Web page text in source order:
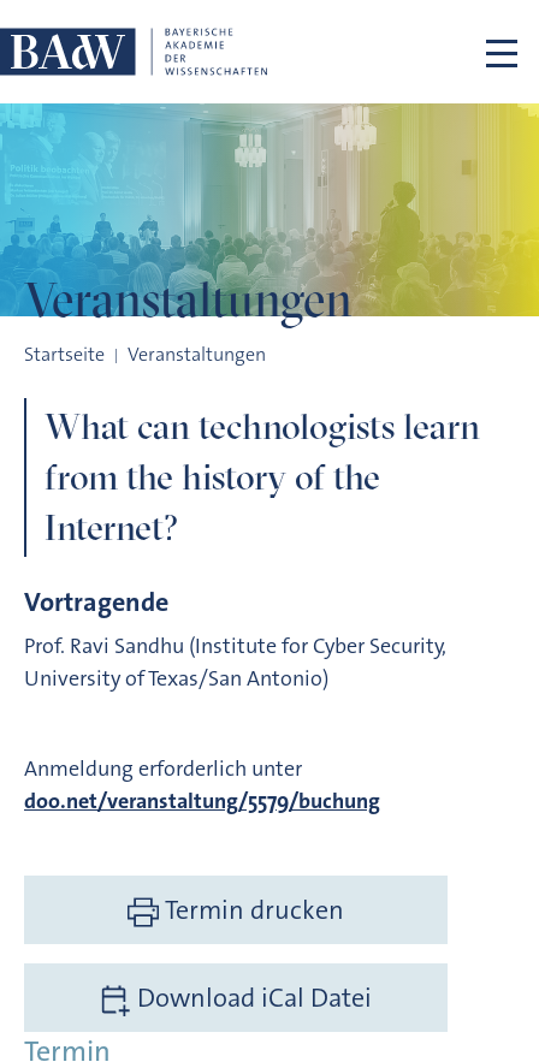
Veranstaltungen
Startseite Veranstaltungen
What can technologists learn
from the history of the
Internet?
Vortragende
Prof. Ravi Sandhu (Institute for Cyber Security,
University of Texas/San Antonio)
Anmeldung erforderlich unter
doo.net/veranstaltung/5579/buchung
Termin drucken
Download iCal Datei
Termin